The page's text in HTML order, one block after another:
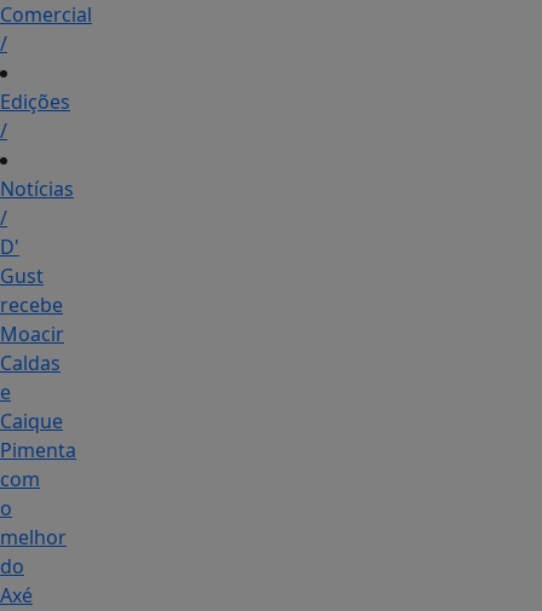
Comercial
/
Edições
/
Notícias
/
D'
Gust
recebe
Moacir
Caldas
e
Caique
Pimenta
com
o
melhor
do
Axé